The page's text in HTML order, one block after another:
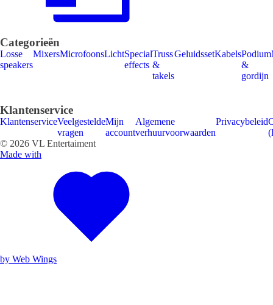
Categorieën
Losse
speakers
MixersMicrofoonsLichtSpecial
effects
Truss
&
takels
GeluidssetKabelsPodium
&
gordijn
Klantenservice
KlantenserviceVeelgestelde
vragen
Mijn
account
Algemene
verhuurvoorwaarden
Privacybeleid
© 2026 VL Entertaiment
Made with
by Web Wings